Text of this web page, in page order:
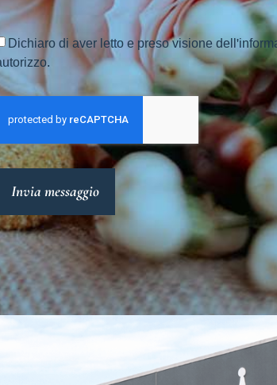
Dichiaro di aver letto e preso visione
Invia messaggio